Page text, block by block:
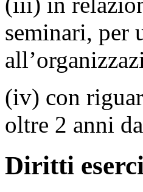
seminari, per
(iv) con
oltre 2 anni
Diritti